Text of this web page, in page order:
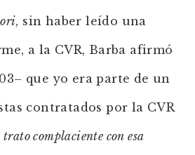
, sin haber leído una
a la CVR, Barba afirmó
que yo era parte de un
contratados por la CVR
complaciente con esa